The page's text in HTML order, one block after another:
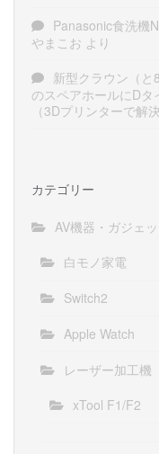
Panasonic食洗機
やまこお より
新型クラウン（と
のスペアホールにD
（3Dプリンターで解決
カテゴリー
AV機器・ガジェッ
白モノ家電
Switch2
Apple Watch
レーザー加工機
xTool F1/F2